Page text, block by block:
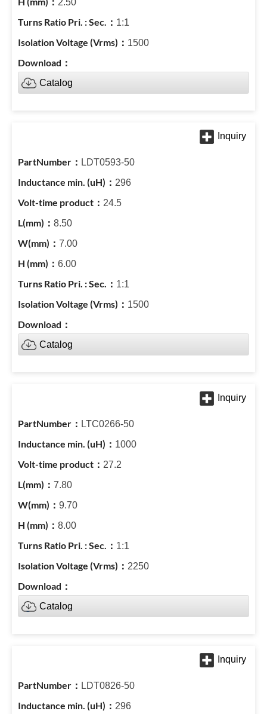
2.50
1:1
1500
Catalog
LDT0593-50
296
24.5
8.50
7.00
6.00
1:1
1500
Catalog
LTC0266-50
1000
27.2
7.80
9.70
8.00
1:1
2250
Catalog
LDT0826-50
296